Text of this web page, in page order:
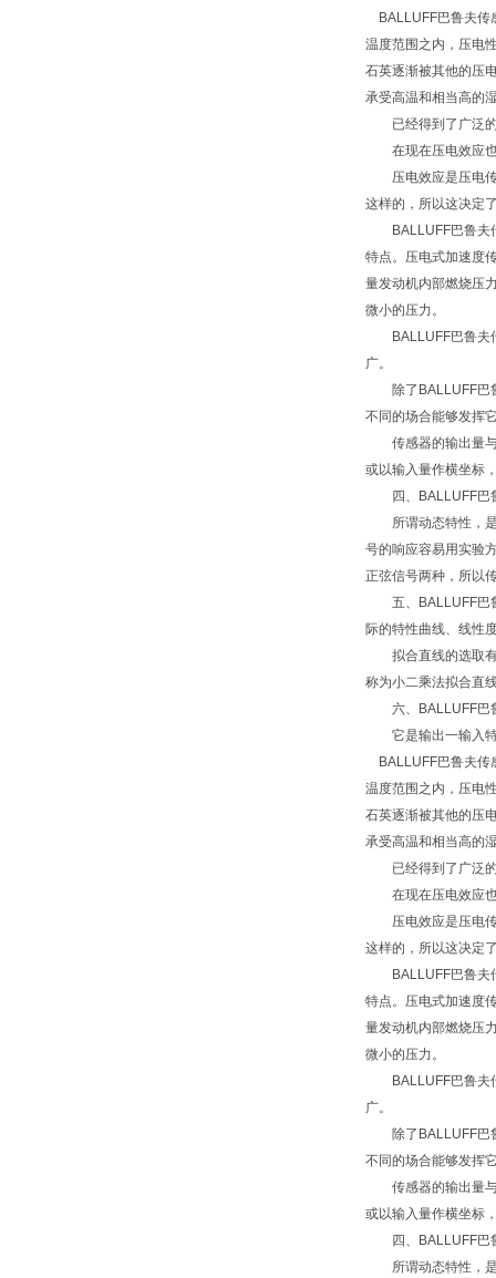
BALLUFF巴鲁夫传
温度范围之内，压电
石英逐渐被其他的压
承受高温和相当高的
已经得到了广泛
在现在压电效应也
压电效应是压电传
这样的，所以这决定
BALLUFF巴鲁夫传
特点。压电式加速度
量发动机内部燃烧压
微小的压力。
BALLUFF巴鲁夫传
广。
除了BALLUFF巴鲁
不同的场合能够发挥
传感器的输出量与
或以输入量作横坐标
四、BALLUFF巴
所谓动态特性，是
号的响应容易用实验
正弦信号两种，所以
五、BALLUFF巴鲁
际的特性曲线、线性
拟合直线的选取有
称为小二乘法拟合直
六、BALLUFF巴
它是输出一输入特
BALLUFF巴鲁夫传
温度范围之内，压电
石英逐渐被其他的压
承受高温和相当高的
已经得到了广泛
在现在压电效应也
压电效应是压电传
这样的，所以这决定
BALLUFF巴鲁夫传
特点。压电式加速度
量发动机内部燃烧压
微小的压力。
BALLUFF巴鲁夫传
广。
除了BALLUFF巴鲁
不同的场合能够发挥
传感器的输出量与
或以输入量作横坐标
四、BALLUFF巴
所谓动态特性，是